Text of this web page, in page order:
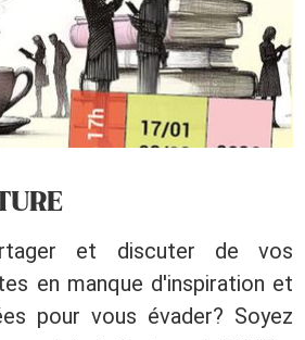
et discuter de vos
en manque d'inspiration et
pour vous évader? Soyez